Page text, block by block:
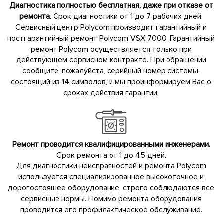
Диагностика полностью бесплатная, даже при отказе от
ремонта. Срок диагностики от 1 до 7 рабочих дней.
Сервисный центр Polycom производит гарантийный и
постгарантийный ремонт Polycom VSX 7000. Гарантийный
ремонт Polycom осуществляется только при
действующем сервисном контракте. При обращении
сообщите, пожалуйста, серийный номер системы,
состоящий из 14 символов, и мы проинформируем Вас о
сроках действия гарантии.
Ремонт проводится квалифицированными инженерами.
Срок ремонта от 1 до 45 дней.
Для диагностики неисправностей и ремонта Polycom
используется специализированное высокоточное и
дорогостоящее оборудование, строго соблюдаются все
сервисные нормы. Помимо ремонта оборудования
проводится его профилактическое обслуживание.